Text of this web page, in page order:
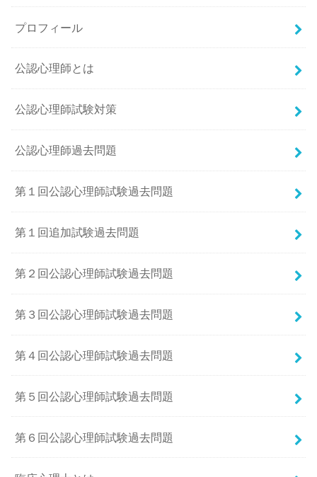
プロフィール
公認心理師とは
公認心理師試験対策
公認心理師過去問題
第１回公認心理師試験過去問題
第１回追加試験過去問題
第２回公認心理師試験過去問題
第３回公認心理師試験過去問題
第４回公認心理師試験過去問題
第５回公認心理師試験過去問題
第６回公認心理師試験過去問題